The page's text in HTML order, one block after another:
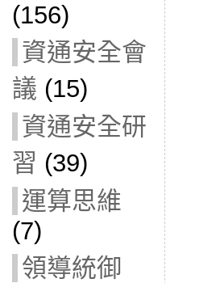
(156)
資通安全會
議 (15)
資通安全研
習 (39)
運算思維
(7)
領導統御